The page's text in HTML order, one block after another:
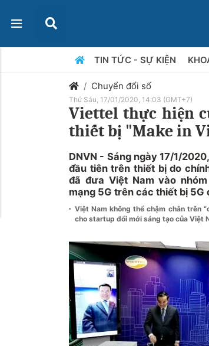
TIN TỨC - SỰ KIỆN
Chuyển đổi số
Thứ Sáu, 17/01/2020, 14:03 (GMT+7)
Viettel thực hiện
thiết bị "Make in
DNVN - Sáng ngày 17/1/
đầu tiên trên thiết bị do
đã đưa Việt Nam vào
mạng 5G trên các thiết bị 5G
Việt Nam không thể chậm chân trên
cho startup đổi mới sáng tạo của Việt